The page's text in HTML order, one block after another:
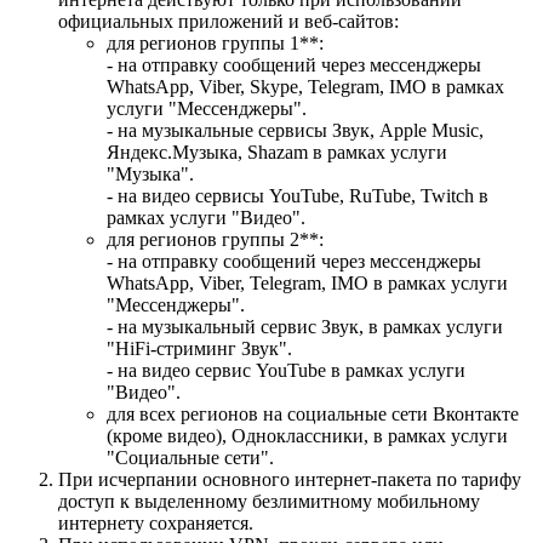
официальных приложений и веб-сайтов:
для регионов группы 1**:
- на отправку сообщений через мессенджеры
WhatsApp, Viber, Skype, Telegram, IMO в рамках
услуги "Мессенджеры".
- на музыкальные сервисы Звук, Apple Music,
Яндекс.Музыка, Shazam в рамках услуги
"Музыка".
- на видео сервисы YouTube, RuTube, Twitch в
рамках услуги "Видео".
для регионов группы 2**:
- на отправку сообщений через мессенджеры
WhatsApp, Viber, Telegram, IMO в рамках услуги
"Мессенджеры".
- на музыкальный сервис Звук, в рамках услуги
"HiFi-стриминг Звук".
- на видео сервис YouTube в рамках услуги
"Видео".
для всех регионов на социальные сети Вконтакте
(кроме видео), Одноклассники, в рамках услуги
"Социальные сети".
При исчерпании основного интернет-пакета по тарифу
доступ к выделенному безлимитному мобильному
интернету сохраняется.